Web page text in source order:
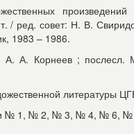
/ ред. совет: Н. В.
1983 – 1986.
А. А. Корнеев ; послесл.
литературы
№ 1, № 2, № 3, № 4, № 6, №